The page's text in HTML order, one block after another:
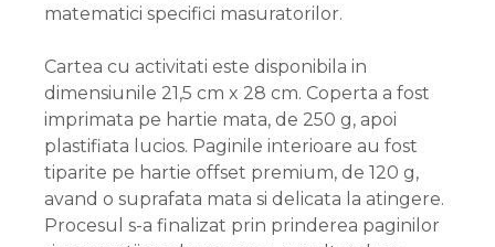
matematici specifici masuratorilor.
Cartea cu activitati este disponibila in
dimensiunile 21,5 cm x 28 cm. Coperta a fost
imprimata pe hartie mata, de 250 g, apoi
plastifiata lucios. Paginile interioare au fost
tiparite pe hartie offset premium, de 120 g,
avand o suprafata mata si delicata la atingere.
Procesul s-a finalizat prin prinderea paginilor